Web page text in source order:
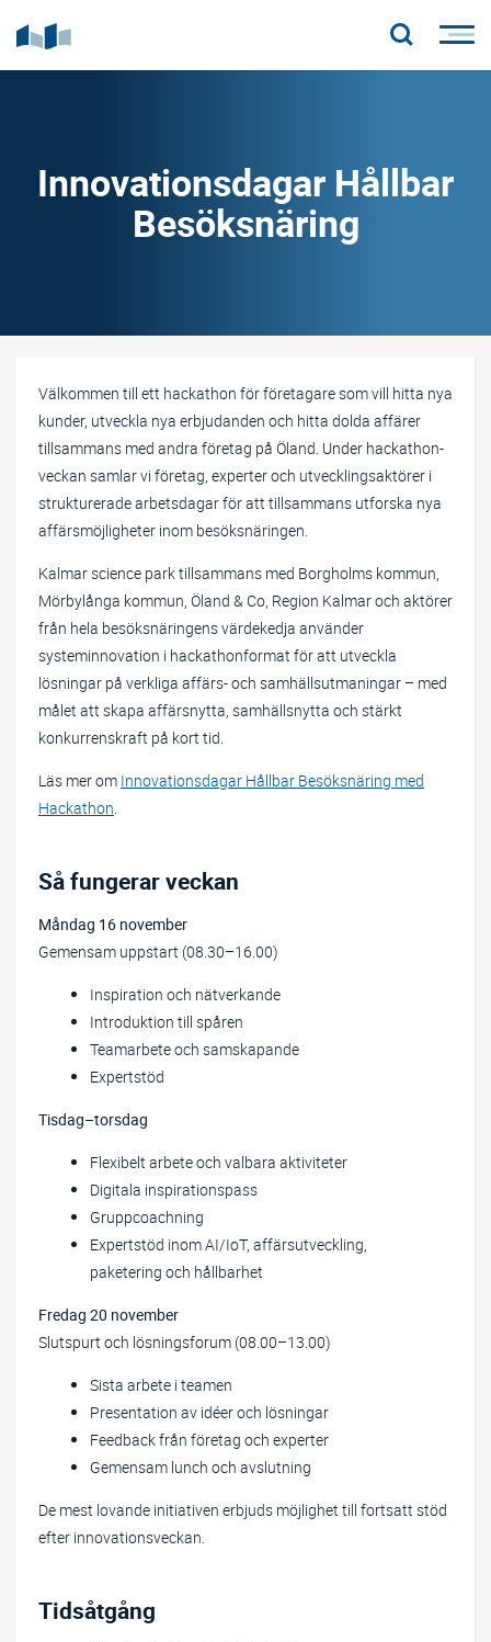
Innovationsdagar Hållbar
Besöksnäring
Välkommen till ett hackathon för företagare som vill hitta nya
kunder, utveckla nya erbjudanden och hitta dolda affärer
tillsammans med andra företag på Öland. Under hackathon-
veckan samlar vi företag, experter och utvecklingsaktörer i
strukturerade arbetsdagar för att tillsammans utforska nya
affärsmöjligheter inom besöksnäringen.
Kalmar science park tillsammans med Borgholms kommun,
Mörbylånga kommun, Öland & Co, Region Kalmar och aktörer
från hela besöksnäringens värdekedja använder
systeminnovation i hackathonformat för att utveckla
lösningar på verkliga affärs- och samhällsutmaningar – med
målet att skapa affärsnytta, samhällsnytta och stärkt
konkurrenskraft på kort tid.
Läs mer om Innovationsdagar Hållbar Besöksnäring med
Hackathon.
Så fungerar veckan
Måndag 16 november
Gemensam uppstart (08.30–16.00)
Inspiration och nätverkande
Introduktion till spåren
Teamarbete och samskapande
Expertstöd
Tisdag–torsdag
Flexibelt arbete och valbara aktiviteter
Digitala inspirationspass
Gruppcoachning
Expertstöd inom AI/IoT, affärsutveckling,
paketering och hållbarhet
Fredag 20 november
Slutspurt och lösningsforum (08.00–13.00)
Sista arbete i teamen
Presentation av idéer och lösningar
Feedback från företag och experter
Gemensam lunch och avslutning
De mest lovande initiativen erbjuds möjlighet till fortsatt stöd
efter innovationsveckan.
Tidsåtgång